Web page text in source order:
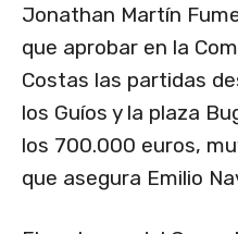
Jonathan Martín
que aprobar en la
Costas las partidas
los Guíos y la plaza
los 700.000 euros,
que asegura Emilio